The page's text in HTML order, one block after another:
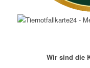
Wir sind die